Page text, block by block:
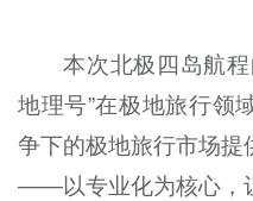
本次北极四岛航
地理号”在极地旅行领
争下的极地旅行市场提
——以专业化为核心，